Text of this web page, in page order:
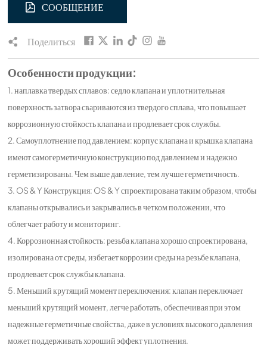
СООБЩЕНИЕ
Поделиться
Особенности продукции:
1. наплавка твердых сплавов: седло клапана и уплотнительная
поверхность затвора свариваются из твердого сплава, что повышает
коррозионную стойкость клапана и продлевает срок службы.
2. Самоуплотнение под давлением: корпус клапана и крышка клапана
имеют самогерметичную конструкцию под давлением и надежно
герметизированы. Чем выше давление, тем лучше герметичность.
3. OS & Y Конструкция: OS & Y спроектирована таким образом, чтобы
клапаны открывались и закрывались в четком положении, что
облегчает работу и мониторинг.
4. Коррозионная стойкость: резьба клапана хорошо спроектирована,
изолирована от среды, избегает коррозии среды на резьбе клапана,
продлевает срок службы клапана.
5. Меньший крутящий момент переключения: клапан переключает
меньший крутящий момент, легче работать, обеспечивая при этом
надежные герметичные свойства, даже в условиях высокого давления
может поддерживать хороший эффект уплотнения.